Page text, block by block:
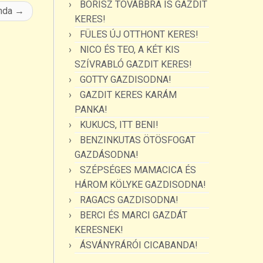
→
BORISZ TOVÁBBRA IS GAZDIT
KERES!
FÜLES ÚJ OTTHONT KERES!
NICO ÉS TEO, A KÉT KIS
SZÍVRABLÓ GAZDIT KERES!
GOTTY GAZDISODNA!
GAZDIT KERES KARÁM
PANKA!
KUKUCS, ITT BENI!
BENZINKUTAS ÖTÖSFOGAT
GAZDÁSODNA!
SZÉPSÉGES MAMACICA ÉS
HÁROM KÖLYKE GAZDISODNA!
RAGACS GAZDISODNA!
BERCI ÉS MARCI GAZDÁT
KERESNEK!
ÁSVÁNYRÁRÓI CICABANDA!